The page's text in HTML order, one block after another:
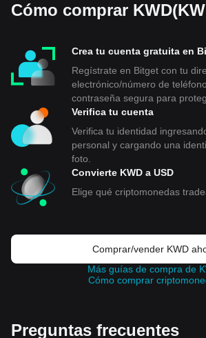
Cómo comprar
Crea tu cuenta gratuita en
Regístrate en Bitget con tu
electrónico/número de
contraseña segura para
Verifica tu cuenta
Verifica tu identidad
personal y cargando una
foto.
Convierte KWD a USD
Elige qué criptomonedas
Comprar/vender KWD
Más guías de compra de
Cómo comprar
Preguntas frecuentes